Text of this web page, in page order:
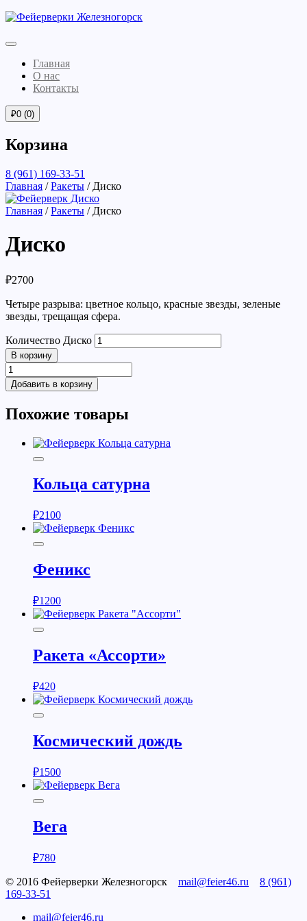
Главная
О нас
Контакты
₽0 (0)
Корзина
8 (961) 169-33-51
Главная /Ракеты / Диско
Главная /Ракеты / Диско
Диско
₽2700
Четыре разрыва: цветное кольцо, красные звезды, зеленые
звезды, трещащая сфера.
Количество Диско
В корзину
Добавить в корзину
Похожие товары
Кольца сатурна
₽2100
Феникс
₽1200
Ракета «Ассорти»
₽420
Космический дождь
₽1500
Вега
₽780
© 2016 Фейерверки Железногорск mail@feier46.ru
8 (961)
169-33-51
mail@feier46.ru